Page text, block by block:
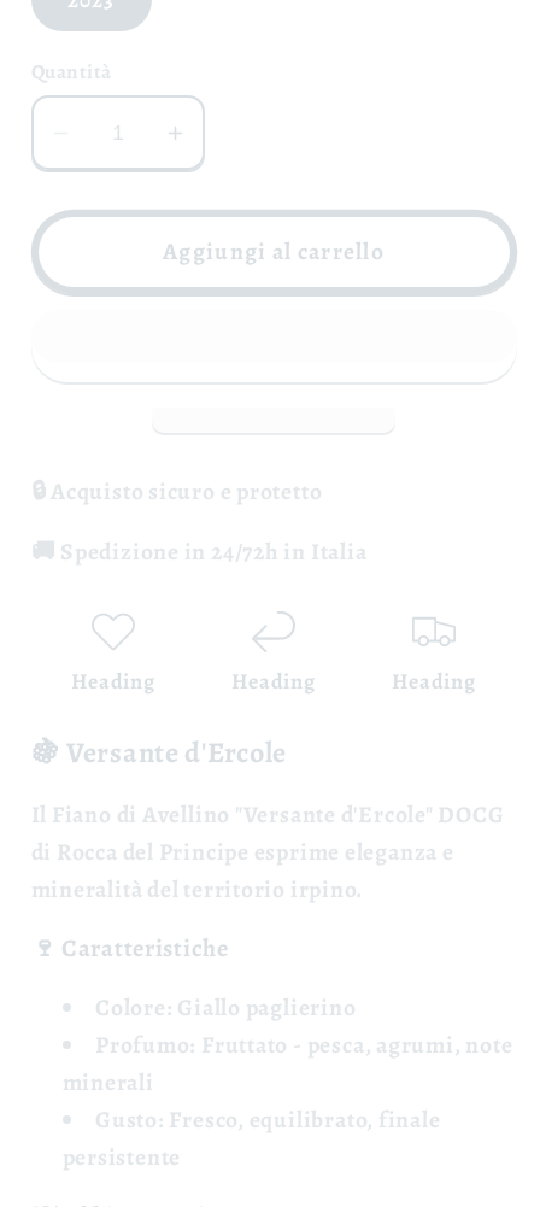
Quantità
Diminuisci
quantità
per
di
del
Principe
Aumenta
quantità
per
Fiano
del
Principe
Aggiungi al carrello
🔒 Acquisto sicuro e protetto
🚚 Spedizione in 24/72h in Italia
Heading Heading Heading
🍇 Versante d'Ercole
Il Fiano di Avellino "Versante d'Ercole" DOCG
di Rocca del Principe esprime eleganza e
mineralità del territorio irpino.
🍷 Caratteristiche
Colore: Giallo paglierino
Profumo: Fruttato - pesca, agrumi, note
minerali
Gusto: Fresco, equilibrato, finale
persistente